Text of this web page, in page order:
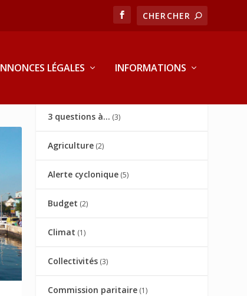
LÉGALES INFORMATIONS
3 questions à… (3)
Agriculture (2)
Alerte cyclonique (5)
Budget (2)
Climat (1)
Collectivités (3)
Commission paritaire (1)